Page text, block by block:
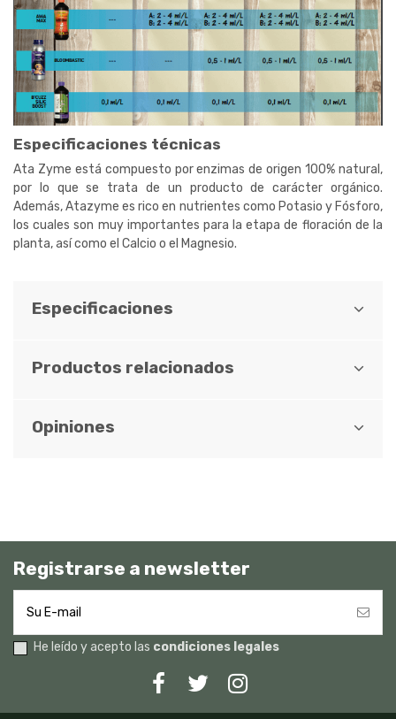
Especificaciones técnicas
Ata Zyme está compuesto por enzimas de origen 100% natural,
por lo que se trata de un producto de carácter orgánico.
Además, Atazyme es rico en nutrientes como Potasio y Fósforo,
los cuales son muy importantes para la etapa de floración de la
planta, así como el Calcio o el Magnesio.
Especificaciones
Productos relacionados
Opiniones
Registrarse a newsletter
He leído y acepto las condiciones legales